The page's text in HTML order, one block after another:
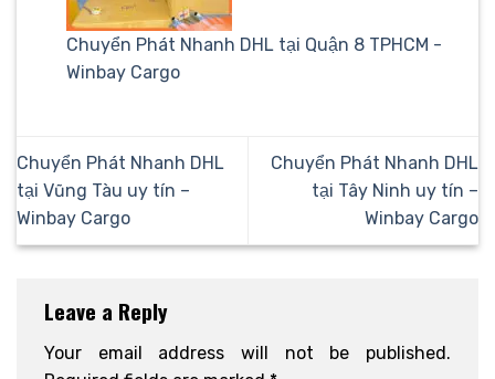
Chuyển Phát Nhanh DHL tại Quận 8 TPHCM -
Winbay Cargo
Chuyển Phát Nhanh DHL
tại Vũng Tàu uy tín –
Winbay Cargo
Chuyển Phát Nhanh DHL
tại Tây Ninh uy tín –
Winbay Cargo
Leave a Reply
Your email address will not be published.